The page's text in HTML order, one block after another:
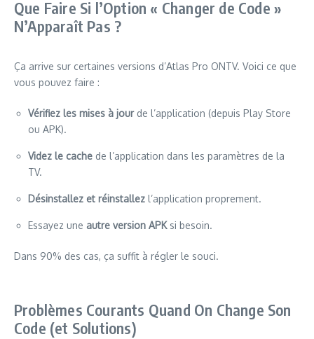
Que Faire Si l’Option « Changer de Code »
N’Apparaît Pas ?
Ça arrive sur certaines versions d’Atlas Pro ONTV. Voici ce que
vous pouvez faire :
Vérifiez les mises à jourde l’application (depuis Play Store
ou APK).
Videz le cache de l’application dans les paramètres de la
TV.
Désinstallez et réinstallez l’application proprement.
Essayez une autre version APKsi besoin.
Dans 90% des cas, ça suffit à régler le souci.
Problèmes Courants Quand On Change Son
Code (et Solutions)